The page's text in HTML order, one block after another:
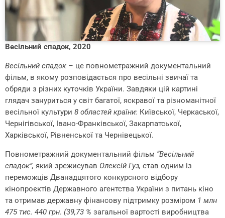
Весільний спадок, 2020
Весільний спадок – це повнометражний документальний
фільм, в якому розповідається про весільні звичаї та
обряди з різних куточків України. Завдяки цій картині
глядач зануриться у світ багатої, яскравої та різноманітної
весільної культури 8 областей країни: Київської, Черкаської,
Чернігівської, Івано-Франківської, Закарпатської,
Харківської, Рівненської та Чернівецької.
Повнометражний документальний фільм “Весільний
спадок”, який зрежисував Олексій Гуз, став одним із
переможців Дванадцятого конкурсного відбору
кінопроєктів Державного агентства України з питань кіно
та отримав державну фінансову підтримку розміром 1 млн
475 тис. 440 грн. (39,73 % загальної вартості виробництва